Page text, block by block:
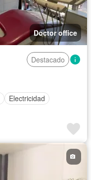
Doctor office
Destacado
Electricidad